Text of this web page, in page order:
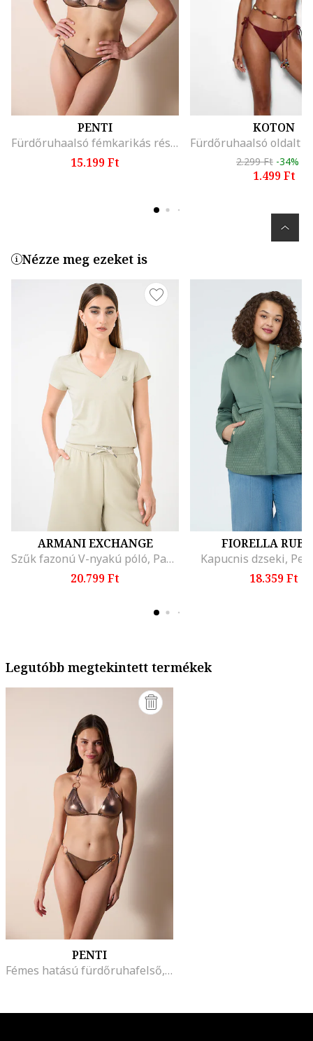
PENTI
Fürdőruhaalsó fémkarikás részletekkel, Aranyszín
15.199 Ft
KOTON
2.299 Ft -34%
1.499 Ft
Nézze meg ezeket is
ARMANI EXCHANGE
Szűk fazonú V-nyakú póló, Pasztellzöld
20.799 Ft
FIORELLA
Kapucnis dzseki,
18.359 Ft
Legutóbb megtekintett termékek
PENTI
Fémes hatású fürdőruhafelső, Aranyszín